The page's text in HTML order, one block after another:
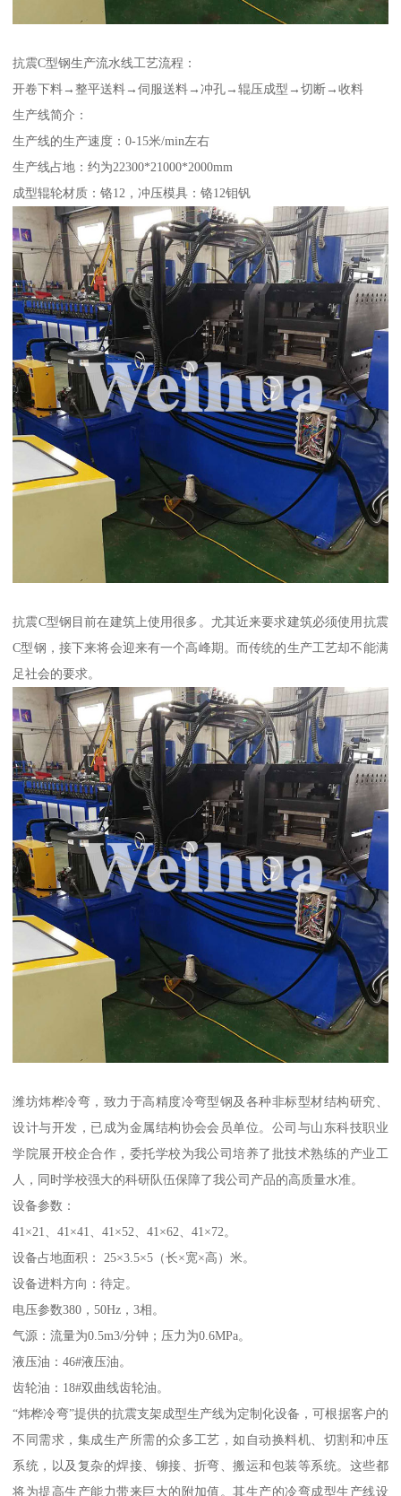
抗震C型钢生产流水线工艺流程：
开卷下料→整平送料→伺服送料→冲孔→辊压成型→切断→收料
生产线简介：
生产线的生产速度：0-15米/min左右
生产线占地：约为22300*21000*2000mm
成型辊轮材质：铬12，冲压模具：铬12钼钒
抗震C型钢目前在建筑上使用很多。尤其近来要求建筑必须使用抗震
C型钢，接下来将会迎来有一个高峰期。而传统的生产工艺却不能满
足社会的要求。
潍坊炜桦冷弯，致力于高精度冷弯型钢及各种非标型材结构研究、
设计与开发，已成为金属结构协会会员单位。公司与山东科技职业
学院展开校企合作，委托学校为我公司培养了批技术熟练的产业工
人，同时学校强大的科研队伍保障了我公司产品的高质量水准。
设备参数：
41×21、41×41、41×52、41×62、41×72。
设备占地面积： 25×3.5×5（长×宽×高）米。
设备进料方向：待定。
电压参数380，50Hz，3相。
气源：流量为0.5m3/分钟；压力为0.6MPa。
液压油：46#液压油。
齿轮油：18#双曲线齿轮油。
“炜桦冷弯”提供的抗震支架成型生产线为定制化设备，可根据客户的
不同需求，集成生产所需的众多工艺，如自动换料机、切割和冲压
系统，以及复杂的焊接、铆接、折弯、搬运和包装等系统。这些都
将为提高生产能力带来巨大的附加值。其生产的冷弯成型生产线设